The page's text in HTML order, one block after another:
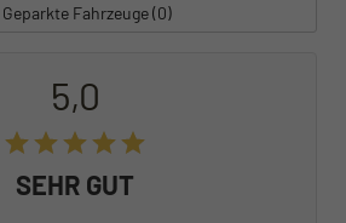
Geparkte Fahrzeuge (0)
5,0
SEHR GUT